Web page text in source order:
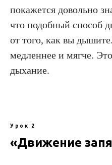
покажется довольно
что подобный способ
от того, как вы
медленнее и мягче.
дыхание.
Урок 2
«Движение